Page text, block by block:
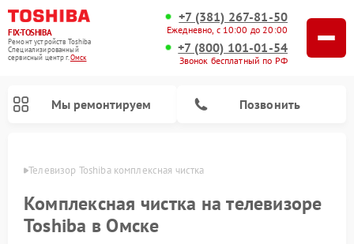
FIX-TOSHIBA
Ремонт устройств Toshiba
Специализированный
cервисный центр г.Омск
+7 (381) 267-81-50
Ежедневно, с 10:00 до 20:00
+7 (800) 101-01-54
Звонок бесплатный по РФ
Мы ремонтируем Позвонить
Телевизор Toshiba комплексная чистка
Комплексная чистка на телевизоре
Toshiba в Омске